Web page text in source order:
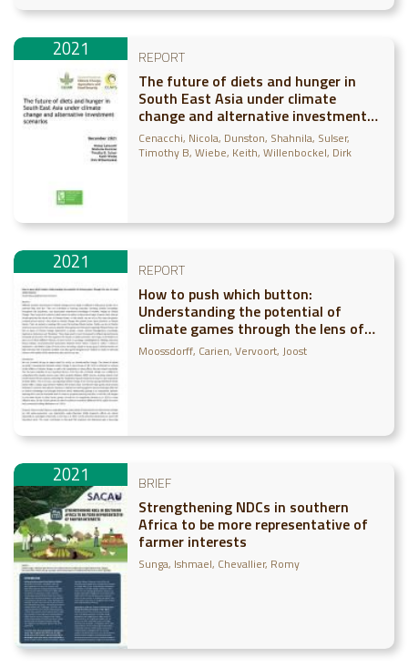
2021 REPORT
The future of diets and hunger in
South East Asia under climate
change and alternative investment
scenarios
Cenacchi, Nicola Dunston, Shahnila Sulser,
Timothy B Wiebe, Keith Willenbockel, Dirk
2021 REPORT
How to push which button:
Understanding the potential of
climate games through the lens of
social action theories
Moossdorff, Carien Vervoort, Joost
2021 BRIEF
Strengthening NDCs in southern
Africa to be more representative of
farmer interests
Sunga, Ishmael Chevallier, Romy